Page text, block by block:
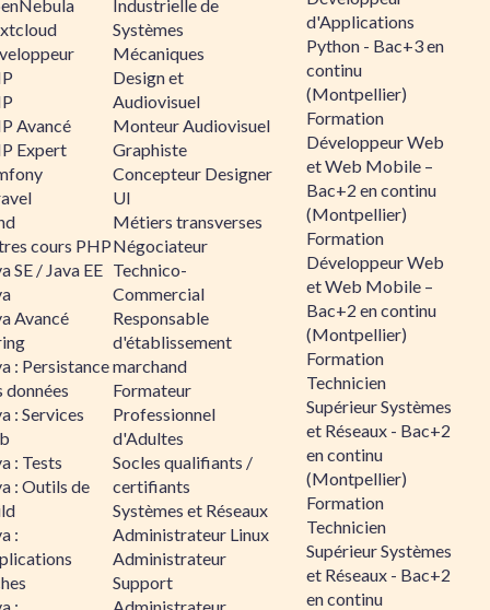
Avancé
Expert
cours PHP
SE / Java EE
Avancé
: Persistance
données
: Services
: Tests
: Outils de
:
Industrielle de
Systèmes
Mécaniques
Design et
Audiovisuel
Monteur Audiovisuel
Graphiste
Concepteur Designer
UI
Métiers transverses
Négociateur
Technico-
Commercial
Responsable
d'établissement
marchand
Formateur
Professionnel
d'Adultes
Socles qualifiants /
certifiants
Systèmes et Réseaux
Administrateur Linux
Administrateur
Support
d'Applications
Python - Bac+3 en
continu
(Montpellier)
Formation
Développeur Web
et Web Mobile –
Bac+2 en continu
(Montpellier)
Formation
Développeur Web
et Web Mobile –
Bac+2 en continu
(Montpellier)
Formation
Technicien
Supérieur Systèmes
et Réseaux - Bac+2
en continu
(Montpellier)
Formation
Technicien
Supérieur Systèmes
et Réseaux - Bac+2
en continu